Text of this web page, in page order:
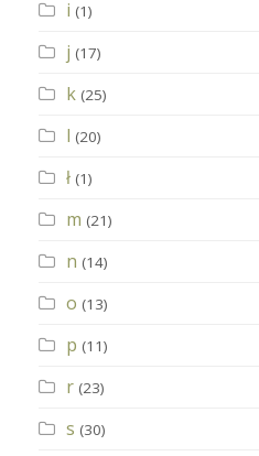
i (1)
j (17)
k (25)
l (20)
ł (1)
m (21)
n (14)
o (13)
p (11)
r (23)
s (30)